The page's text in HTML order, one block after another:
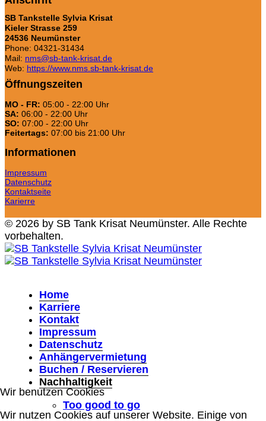
SB Tankstelle Sylvia Krisat
Kieler Strasse 259
24536 Neumünster
Phone: 04321-31434
Mail: nms@sb-tank-krisat.de
Web: https://www.nms.sb-tank-krisat.de
Öffnungszeiten
MO - FR: 05:00 - 22:00 Uhr
SA: 06:00 - 22:00 Uhr
SO: 07:00 - 22:00 Uhr
Feitertags: 07:00 bis 21:00 Uhr
Informationen
Impressum
Datenschutz
Kontaktseite
Karierre
© 2026 by SB Tank Krisat Neumünster. Alle Rechte
vorbehalten.
Home
Karriere
Kontakt
Impressum
Datenschutz
Anhängervermietung
Buchen / Reservieren
Nachhaltigkeit
Too good to go
Wir benutzen Cookies
Wir nutzen Cookies auf unserer Website. Einige von